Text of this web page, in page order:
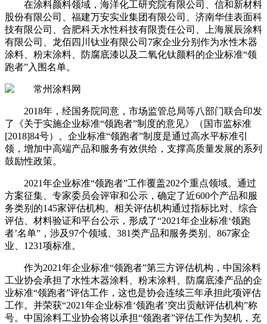
在涂料颜料领域，海洋化工研究院有限公司、信和新材料
股份有限公司、福建万安实业集团有限公司、济南华佳表面科
技有限公司、合肥科天水性科技有限责任公司、上海展辰涂料
有限公司、龙佰四川钛业有限公司7家企业分别作为水性木器
涂料、粉末涂料、防腐底漆以及二氧化钛颜料的企业标准“领
跑者”入围名单。
2018年，经国务院同意，市场监管总局等八部门联合印发
了《关于实施企业标准“领跑者”制度的意见》（国市监标准
[2018]84号）。企业标准“领跑者”制度是通过高水平标准引
领，增加中高端产品和服务有效供给，支撑高质量发展的系列
鼓励性政策。
2021年企业标准“领跑者”工作覆盖202个重点领域。通过
方案征集、专家委员会评审和公示，确定了近600个产品和服
务类别的145家评估机构。相关评估机构通过指标比对、综合
评估、材料验证和平台公示，形成了“2021年企业标准‘领跑
者’名单”，涉及97个领域、381类产品和服务类别、867家企
业、1231项标准。
作为2021年企业标准“领跑者”第三方评估机构，中国涂料
工业协会承担了水性木器涂料、粉末涂料、防腐底漆产品的企
业标准“领跑者”评估工作，这也是协会连续三年承担此项评估
工作。并荣获“2021年企业标准‘领跑者’突出贡献评估机构”称
号。中国涂料工业协会将以承担“领跑者”评估工作为契机，充